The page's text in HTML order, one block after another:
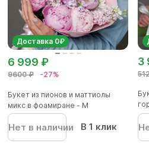
Доставка 0₽
9600 ₽ -27%
6 999 ₽
Букет из пионов и маттиолы
микс в фоамиране - M
Нет в наличии В 1 клик
3